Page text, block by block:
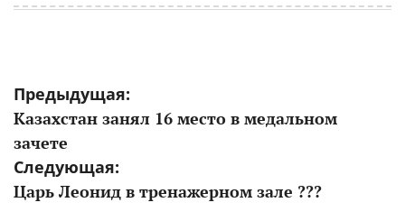
Навигация
по
записям
Предыдущая:
Казахстан занял 16 место в медальном
зачете
Следующая:
Царь Леонид в тренажерном зале ???